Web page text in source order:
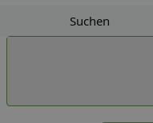
Suchen